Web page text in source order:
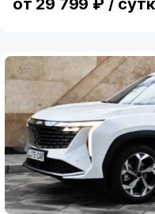
от 29 799 ₽ /